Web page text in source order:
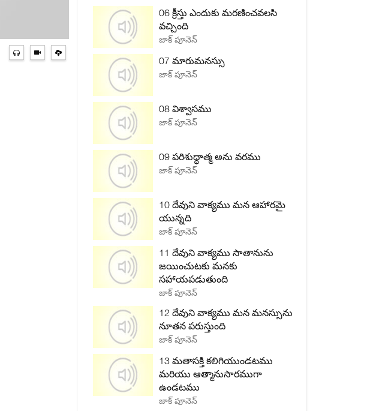
06 క్రీస్తు ఎందుకు మరణించవలసి
వచ్చింది
జాక్ పూనెన్
07 మారుమనస్సు
జాక్ పూనెన్
08 విశ్వాసము
జాక్ పూనెన్
09 పరిశుద్ధాత్మ అను వరము
జాక్ పూనెన్
10 దేవుని వాక్యము మన ఆహారమై
యున్నది
జాక్ పూనెన్
11 దేవుని వాక్యము సాతానును
జయించుటకు మనకు
సహాయపడుతుంది
జాక్ పూనెన్
12 దేవుని వాక్యము మన మనస్సును
నూతన పరుస్తుంది
జాక్ పూనెన్
13 మతాసక్తి కలిగియుండటము
మరియు ఆత్మానుసారముగా
ఉండటము
జాక్ పూనెన్